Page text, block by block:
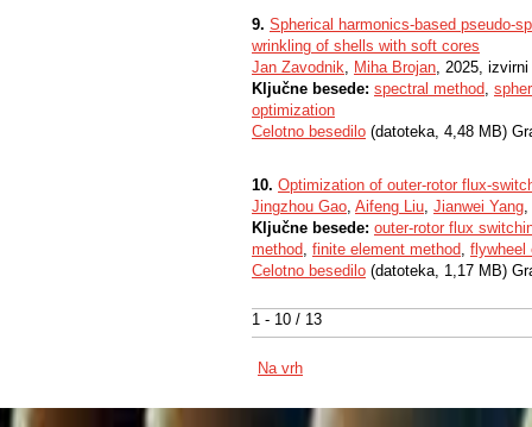
1 - 10 / 13
9. Spherical harmonics-based pseudo-
wrinkling of shells with soft cores
Jan Zavodnik, Miha Brojan, 2025,
Ključne besede: spectral method,
optimization
Celotno besedilo (datoteka, 4,48 MB)
10. Optimization of outer-rotor flux-
Jingzhou Gao, Aifeng Liu, Jianwei Yang,
Ključne besede: outer-rotor flux
method, finite element method, flywheel
Celotno besedilo (datoteka, 1,17 MB)
Na vrh